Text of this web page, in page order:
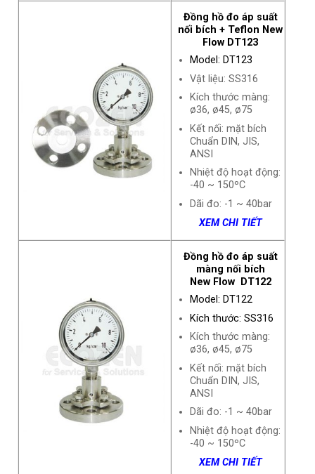
Đồng hồ đo áp suất
nối bích + Teflon New
Flow DT123
Model: DT123
Vật liệu: SS316
Kích thước màng:
ø36, ø45, ø75
Kết nối: mặt bích
Chuẩn DIN, JIS,
ANSI
Nhiệt độ hoạt động:
-40 ~ 150ºC
Dãi đo: -1 ~ 40bar
XEM CHI TIẾT
Đồng hồ đo áp suất
màng nối bích
New Flow DT122
Model: DT122
Kích thước: SS316
Kích thước màng:
ø36, ø45, ø75
Kết nối: mặt bích
Chuẩn DIN, JIS,
ANSI
Dãi đo: -1 ~ 40bar
Nhiệt độ hoạt động:
-40 ~ 150ºC
XEM CHI TIẾT